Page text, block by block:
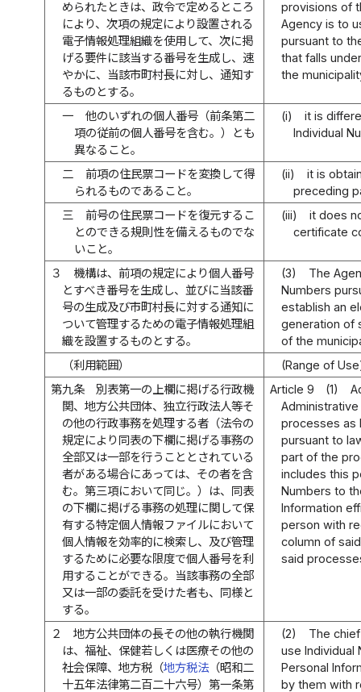
められたときは、政令で定めるところ
により、次項の規定により設置される
電子情報処理組織を使用して、次に掲
げる要件に該当する番号を生成し、速
やかに、当該市町村長に対し、通知す
るものとする。
provisions of
Agency is to
pursuant to
that falls
the
一
他のいずれの個人番号（前条第二
項の従前の個人番号を含む。）とも
異なること。
(i)
it is
Individual
二
前項の住民票コードを変換して得
られるものであること。
(ii)
it is
preceding
三
前号の住民票コードを復元するこ
とのできる規則性を備えるものでな
いこと。
(iii)
it does
certificate
３
機構は、前項の規定により個人番号
とすべき番号を生成し、並びに当該番
号の生成及び市町村長に対する通知に
ついて管理するための電子情報処理組
織を設置するものとする。
(3)
The
Numbers
establish an
generation of
of the
（利用範囲）
(Range of
第九条
別表第一の上欄に掲げる行政機
関、地方公共団体、独立行政法人等そ
の他の行政事務を処理する者（法令の
規定により同表の下欄に掲げる事務の
全部又は一部を行うこととされている
者がある場合にあっては、その者を含
む。第三項において同じ。）は、同表
の下欄に掲げる事務の処理に関して保
有する特定個人情報ファイルにおいて
個人情報を効率的に検索し、及び管理
するために必要な限度で個人番号を利
用することができる。当該事務の全部
又は一部の委託を受けた者も、同様と
する。
Article 9 (1)
processes as
pursuant to
part of the
includes this
Numbers to
Information
person with
column of
said
２
地方公共団体の長その他の執行機関
は、福祉、保健若しくは医療その他の
社会保障、地方税（地方税法（昭和二
十五年法律第二百二十六号）第一条第
(2)
The
use Individual
Personal
by them with